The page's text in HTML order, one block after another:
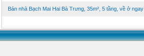
Bán nhà Bạch Mai Hai Bà Trưng, 35m², 5 tầng, về ở ngay